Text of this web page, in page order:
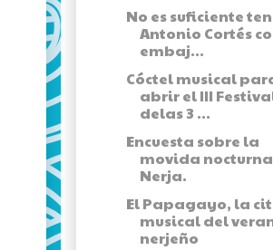
No es suficiente
Antonio Cortés
embaj...
Cóctel musical
abrir el III
delas 3 ...
Encuesta sobre la
movida
Nerja.
El Papagayo, la
musical del
nerjeño